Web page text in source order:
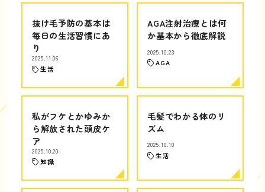
抜け毛予防の基本は
毎日の生活習慣にあ
り
2025.11.06
生活
AGA注射治療とは何
か基本から徹底解説
2025.10.23
AGA
私がフケとかゆみか
ら解放された頭皮ケ
ア
2025.10.20
知識
毛髪でわかる体のリ
ズム
2025.10.10
生活